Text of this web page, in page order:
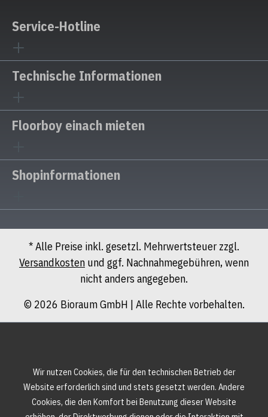
Service-Hotline
Technische Informationen
Floorboy einach mieten
Shopinformationen
* Alle Preise inkl. gesetzl. Mehrwertsteuer zzgl.
Versandkosten und ggf. Nachnahmegebühren, wenn
nicht anders angegeben.
© 2026 Bioraum GmbH | Alle Rechte vorbehalten.
Wir nutzen Cookies, die für den technischen Betrieb der
Website erforderlich sind und stets gesetzt werden. Andere
Cookies, die den Komfort bei Benutzung dieser Website